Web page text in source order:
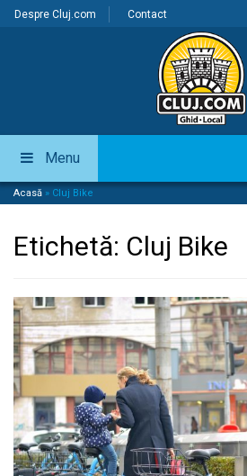
Despre Cluj.com Contact
Menu
Acasă » Cluj Bike
Etichetă: Cluj Bike